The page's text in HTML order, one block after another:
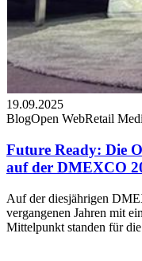
19.09.2025
BlogOpen WebRetail
Future Ready: Die
auf der DMEXCO
Auf der diesjährigen
vergangenen Jahren mit
Mittelpunkt standen für